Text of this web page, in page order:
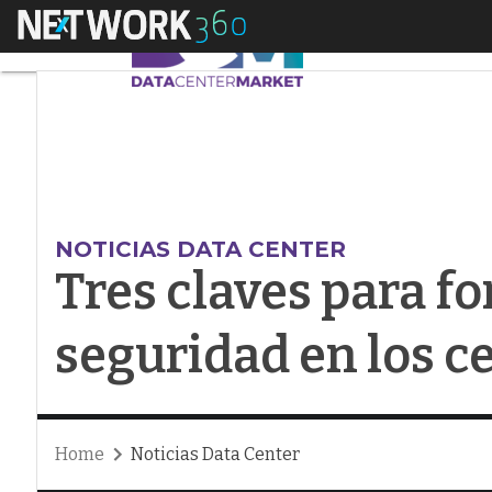
Menú
NOTICIAS DATA CENTER
Tres claves para
seguridad en los
Home Noticias Data Center